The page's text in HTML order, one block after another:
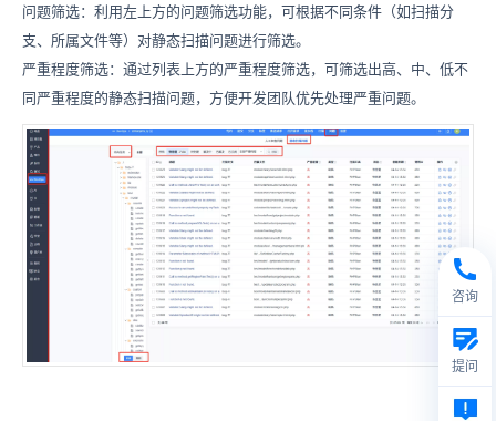
问题筛选：利用左上方的问题筛选功能，可根据不同条件（如扫描分
支、所属文件等）对静态扫描问题进行筛选。
严重程度筛选：通过列表上方的严重程度筛选，可筛选出高、中、低不
同严重程度的静态扫描问题，方便开发团队优先处理严重问题。
咨询
提问